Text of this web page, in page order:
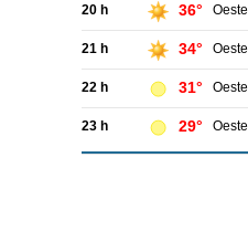
20 h 36° Oeste
21 h 34° Oeste
22 h 31° Oeste
23 h 29° Oeste